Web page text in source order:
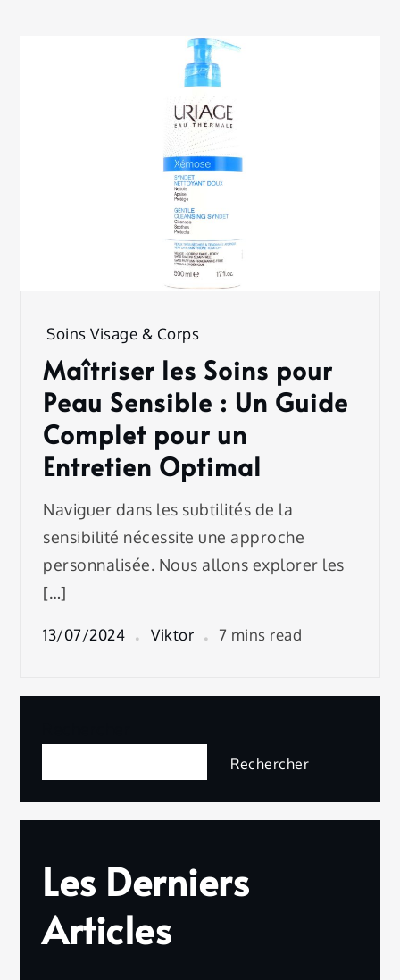
Soins Visage & Corps
Maîtriser les Soins pour
Peau Sensible : Un Guide
Complet pour un
Entretien Optimal
Naviguer dans les subtilités de la
sensibilité nécessite une approche
personnalisée. Nous allons explorer les
[…]
13/07/2024 Viktor 7 mins read
Rechercher
Les Derniers
Articles